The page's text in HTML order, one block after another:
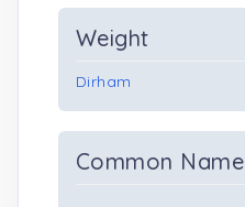
Weight
Dirham
Common Name